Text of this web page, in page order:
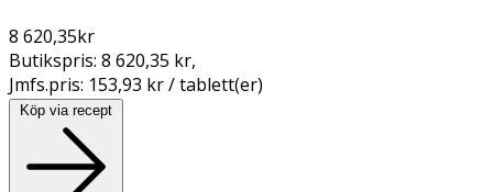
8 620,35kr
Butikspris: 8 620,35 kr,
Jmfs.pris: 153,93 kr / tablett(er)
Köp via recept